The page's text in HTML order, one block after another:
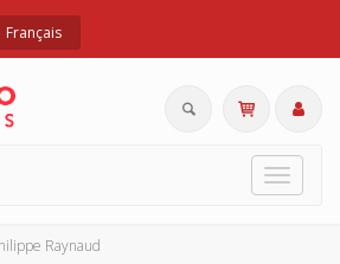
Français
Toggle
Raynaud